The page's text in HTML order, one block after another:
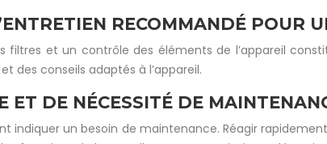
RECOMMANDÉ POUR
filtres et un contrôle des éléments de l’appareil
des conseils adaptés à l’appareil.
ET DE NÉCESSITÉ DE
indiquer un besoin de maintenance. Réagir